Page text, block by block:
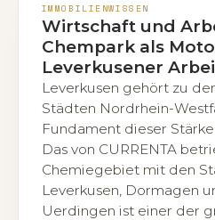
IMMOBILIENWISSEN
Wirtschaft und
Chempark als
Leverkusener
Leverkusen gehört zu
Städten Nordrhein-
Fundament dieser
Das von CURRENTA
Chemiegebiet mit den
Leverkusen, Dormagen
Uerdingen ist einer der